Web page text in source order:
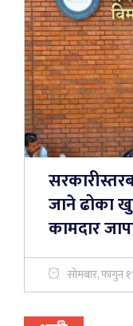
जाने ढोका
कामदार
सोमबार, फागुन